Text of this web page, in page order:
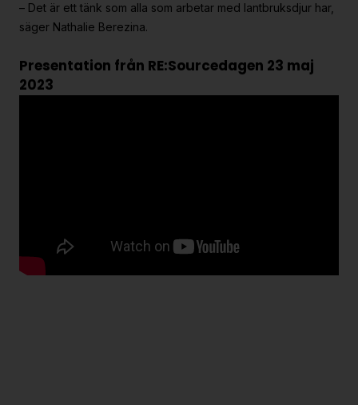
– Det är ett tänk som alla som arbetar med lantbruksdjur har,
säger Nathalie Berezina.
Presentation från RE:Sourcedagen 23 maj
2023